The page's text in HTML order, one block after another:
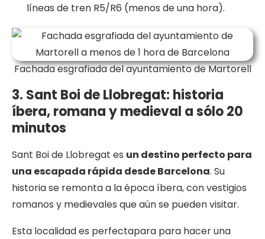
líneas de tren R5/R6 (menos de una hora).
Fachada esgrafiada del ayuntamiento de Martorell
3. Sant Boi de Llobregat: historia
íbera, romana y medieval a sólo 20
minutos
Sant Boi de Llobregat es un destino perfecto para
una escapada rápida desde Barcelona. Su
historia se remonta a la época íbera, con vestigios
romanos y medievales que aún se pueden visitar.
Esta localidad es perfectapara para hacer una